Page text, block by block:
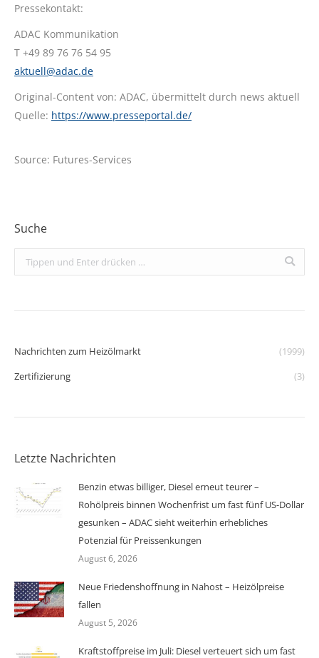
Pressekontakt:
ADAC Kommunikation
T +49 89 76 76 54 95
aktuell@adac.de
Original-Content von: ADAC, übermittelt durch news aktuell
Quelle: https://www.presseportal.de/
Source: Futures-Services
Suche
Search:
Nachrichten zum Heizölmarkt
(1999)
Zertifizierung
(3)
Letzte Nachrichten
Benzin etwas billiger, Diesel erneut teurer –
Rohölpreis binnen Wochenfrist um fast fünf US-Dollar
gesunken – ADAC sieht weiterhin erhebliches
Potenzial für Preissenkungen
August 6, 2026
Neue Friedenshoffnung in Nahost – Heizölpreise
fallen
August 5, 2026
Kraftstoffpreise im Juli: Diesel verteuert sich um fast